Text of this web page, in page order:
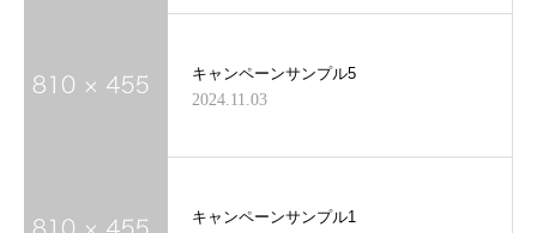
キャンペーンサンプル5
2024.11.03
キャンペーンサンプル1